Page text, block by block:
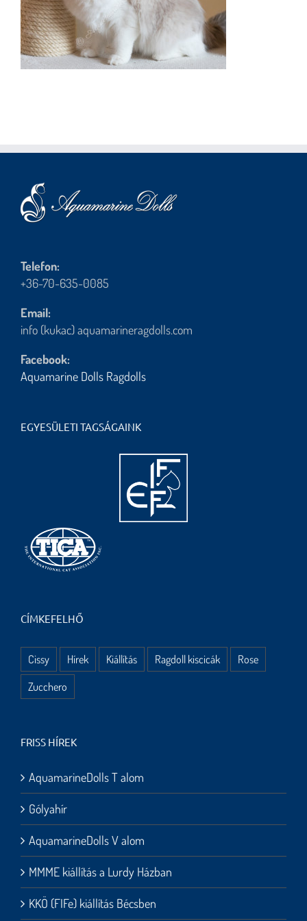
Telefon:
+36-70-635-0085
Email:
info (kukac) aquamarineragdolls.com
Facebook:
Aquamarine Dolls Ragdolls
EGYESÜLETI TAGSÁGAINK
CÍMKEFELHŐ
Cissy Hírek Kiállítás Ragdoll kiscicák
Rose
Zucchero
FRISS HÍREK
AquamarineDolls T alom
Gólyahír
AquamarineDolls V alom
MMME kiállítás a Lurdy Házban
KKÖ (FIFe) kiállítás Bécsben